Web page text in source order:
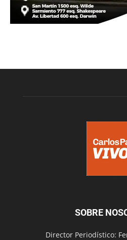
SOBRE
Director Periodístico: